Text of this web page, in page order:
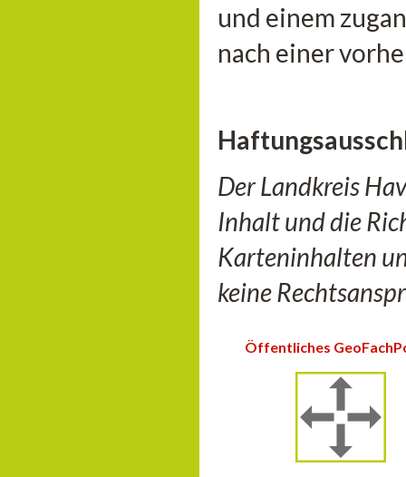
und einem
nach einer
Der Landkreis
Inhalt und die
Karteninhalten
keine
Öffentliches